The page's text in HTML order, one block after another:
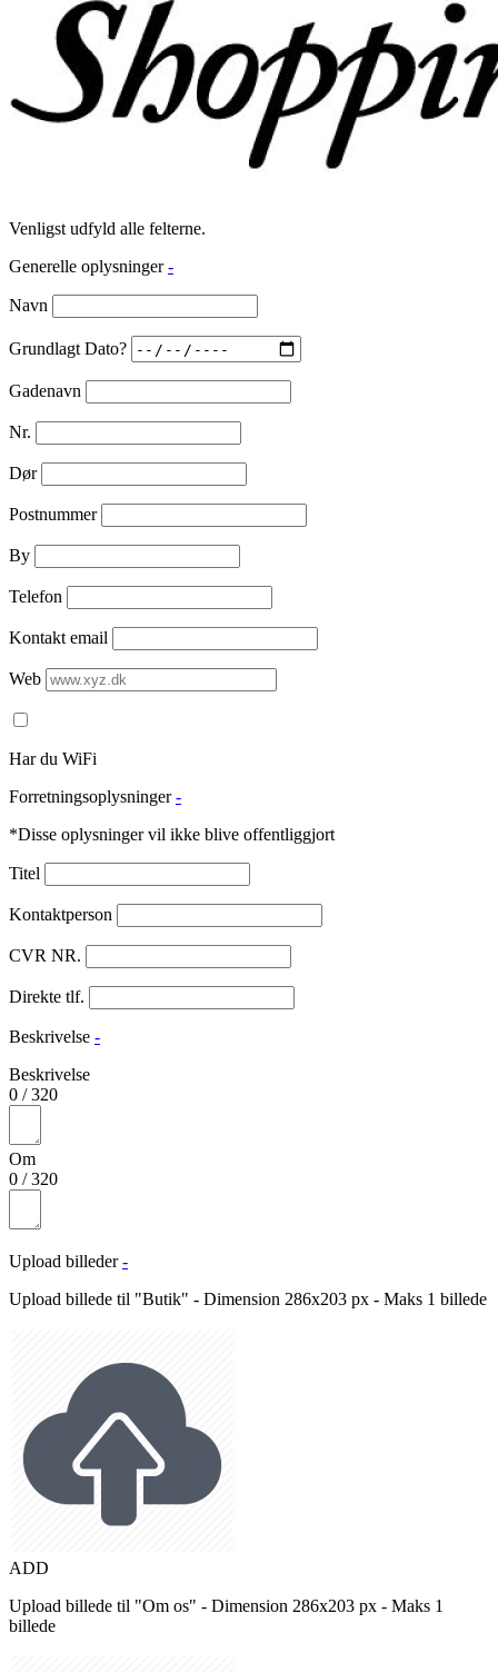
Venligst udfyld alle felterne.
Generelle oplysninger -
Navn
Grundlagt Dato?
Gadenavn
Nr.
Dør
Postnummer
By
Telefon
Kontakt email
Web
Har du WiFi
Forretningsoplysninger -
*Disse oplysninger vil ikke blive offentliggjort
Titel
Kontaktperson
CVR NR.
Direkte tlf.
Beskrivelse -
Beskrivelse
0 /320
Om
0 /320
Upload billeder -
Upload billede til "Butik" - Dimension 286x203 px - Maks 1 billede
ADD
Upload billede til "Om os" - Dimension 286x203 px - Maks 1
billede